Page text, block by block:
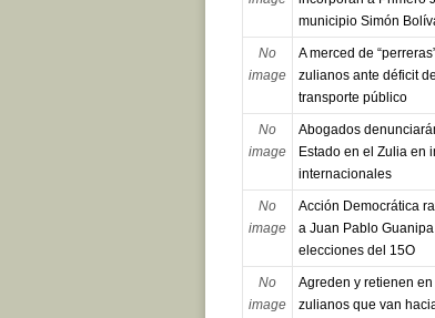
municipio Simón
No
image
A merced de
zulianos ante déficit
transporte público
No
image
Abogados
Estado en el Zulia en
internacionales
No
image
Acción Democrática
a Juan Pablo
elecciones del 15O
No
image
Agreden y retienen en
zulianos que van